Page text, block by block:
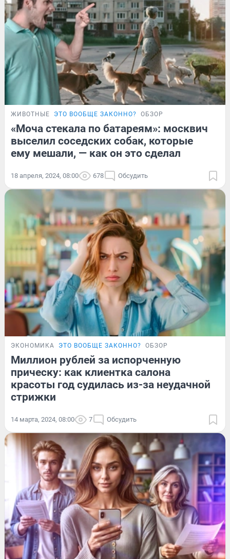
ЖИВОТНЫЕ ЭТО ВООБЩЕ ЗАКОННО? ОБЗОР
«Моча стекала по батареям»: москвич
выселил соседских собак, которые
ему мешали, — как он это сделал
18 апреля, 2024, 08:00 678 Обсудить
ЭКОНОМИКА ЭТО ВООБЩЕ ЗАКОННО? ОБЗОР
Миллион рублей за испорченную
прическу: как клиентка салона
красоты год судилась из-за неудачной
стрижки
14 марта, 2024, 08:00 7 Обсудить